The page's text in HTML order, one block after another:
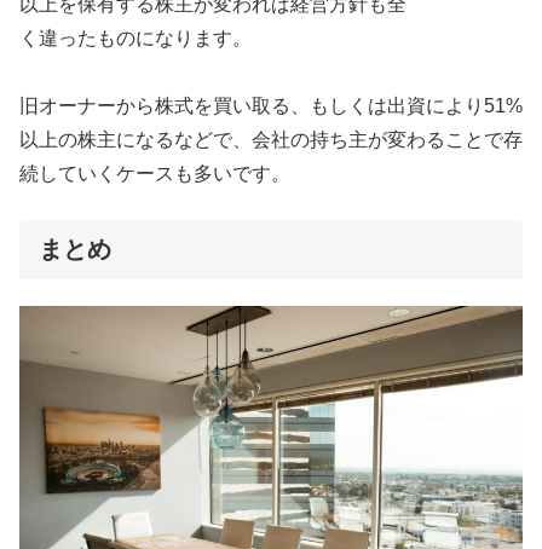
く違ったものになります。
旧オーナーから株式を買い取る、もしくは出資により51%
以上の株主になるなどで、会社の持ち主が変わることで存
続していくケースも多いです。
まとめ